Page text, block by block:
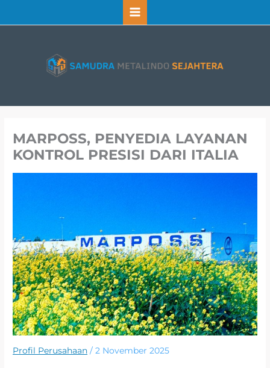
MARPOSS, PENYEDIA LAYANAN
KONTROL PRESISI DARI ITALIA
Profil Perusahaan /2 November 2025